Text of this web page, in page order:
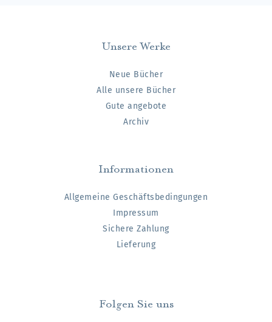
Unsere Werke
Neue Bücher
Alle unsere Bücher
Gute angebote
Archiv
Informationen
Allgemeine Geschäftsbedingungen
Impressum
Sichere Zahlung
Lieferung
Folgen Sie uns